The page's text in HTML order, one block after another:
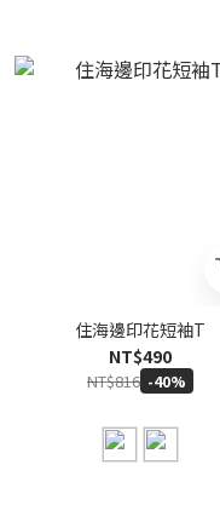
住海邊印花短袖T
NT$490
NT$816 -40%